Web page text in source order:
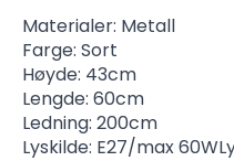
Materialer: Metall
Farge: Sort
Høyde: 43cm
Lengde: 60cm
Ledning: 200cm
Lyskilde: E27/max